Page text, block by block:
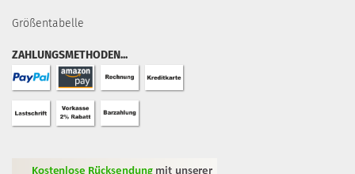
Größentabelle
ZAHLUNGSMETHODEN...